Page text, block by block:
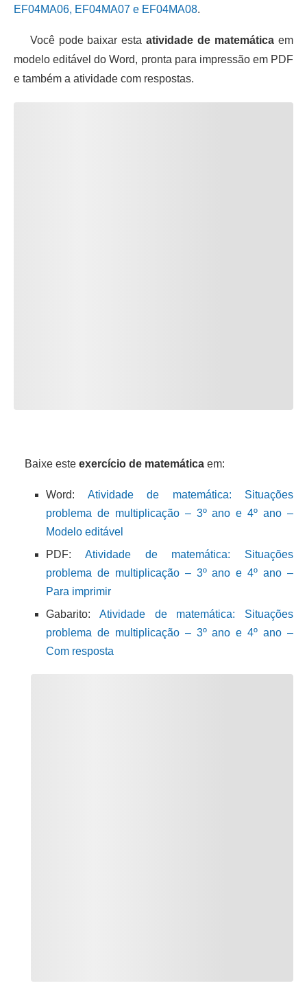
EF04MA06, EF04MA07 e EF04MA08.
Você pode baixar estaatividade de matemática em
modelo editável do Word, pronta para impressão em PDF
e também a atividade com respostas.
Baixe este exercício de matemática em:
Word: Atividade de matemática: Situações
problema de multiplicação – 3º ano e 4º ano –
Modelo editável
PDF: Atividade de matemática: Situações
problema de multiplicação – 3º ano e 4º ano –
Para imprimir
Gabarito: Atividade de matemática: Situações
problema de multiplicação – 3º ano e 4º ano –
Com resposta